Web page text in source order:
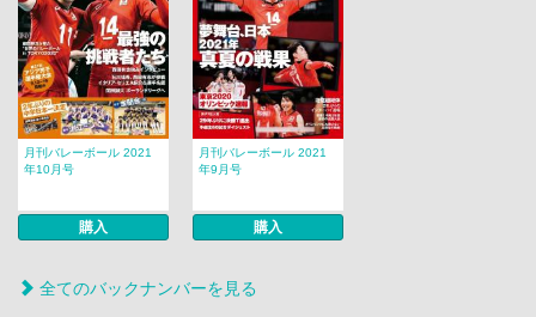
月刊バレーボール 2021
年10月号
購入
月刊バレーボール 2021
年9月号
購入
全てのバックナンバーを見る